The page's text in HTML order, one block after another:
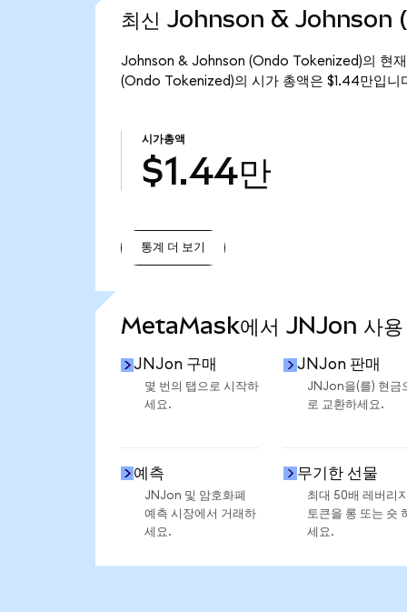
최신 Johnson & Johnson
Johnson & Johnson (Ondo Tokenized)의 현
(Ondo Tokenized)의 시가 총액은 $1.44만입니
시가총액
$1.44만
통계 더 보기
MetaMask에서 JNJon 사용
JNJon 구매
몇 번의 탭으로 시작하
세요.
JNJon 판매
JNJon을(를) 현금
로 교환하세요.
예측
JNJon 및 암호화폐
예측 시장에서 거래하
세요.
무기한 선물
최대 50배 레버리
토큰을 롱 또는 숏
세요.